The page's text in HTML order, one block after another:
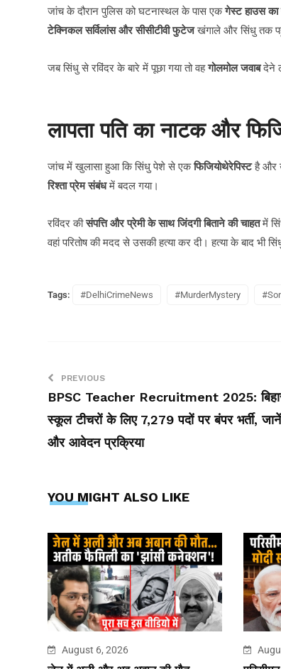
जांच के दौरान पुलिस को घटनास्थल के पास एकगेस्ट हाउस का
टेक्निकल सर्विलांस और सीसीटीवी फुटेजखंगाले और सिंधु तक
जब सिंधु से रविंदर के बारे में पूछा गया तो वहगोलमोल जवाबदेने
लापता पति का नाटक और
जांच में खुलासा हुआ कि सिंधु पेशे से एकफिजियोथेरेपिस्टहै और
रिश्ता प्रेम संबंधमें बदल गया।
रविंदर कीसंपत्ति और प्रेमी के साथ जिंदगी बिताने की चाहतमें
वहां परितोष की मदद से उसकी हत्या कर दी। हत्या के बाद भी
Tags: #DelhiCrimeNews #MurderMystery
PREVIOUS
BPSC Teacher Recruitment 2025:
स्कूल टीचरों के लिए 7,279 पदों पर बंपर भर्ती, जानें
और आवेदन प्रक्रिया
YOU MIGHT ALSO LIKE
August 6, 2026